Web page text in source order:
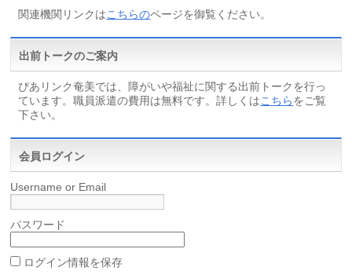
関連機関リンクはこちらのページを御覧ください。
出前トークのご案内
ぴあリンク奄美では、障がいや福祉に関する出前トークを行っ
ています。職員派遣の費用は無料です。詳しくはこちらをご覧
下さい。
会員ログイン
Username or Email
パスワード
ログイン情報を保存